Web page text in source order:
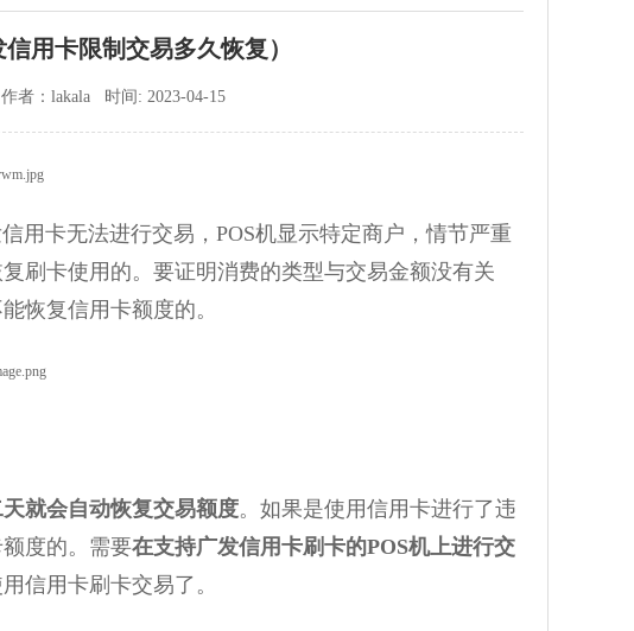
用卡限制交易多久恢复）
者：lakala 时间: 2023-04-15
用卡无法进行交易，POS机显示特定商户，情节严重
刷卡使用的。要证明消费的类型与交易金额没有关
恢复信用卡额度的。
就会自动恢复交易额度。如果是使用信用卡进行了违
度的。需要在支持广发信用卡刷卡的POS机上进行交
信用卡刷卡交易了。